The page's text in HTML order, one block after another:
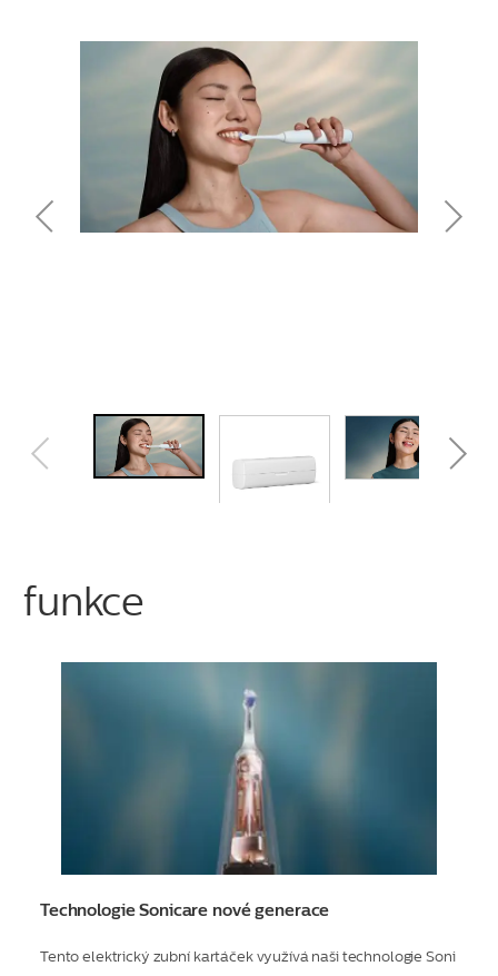
funkce
Technologie Sonicare nové generace
Tento elektrický zubní kartáček využívá naši technologie Soni